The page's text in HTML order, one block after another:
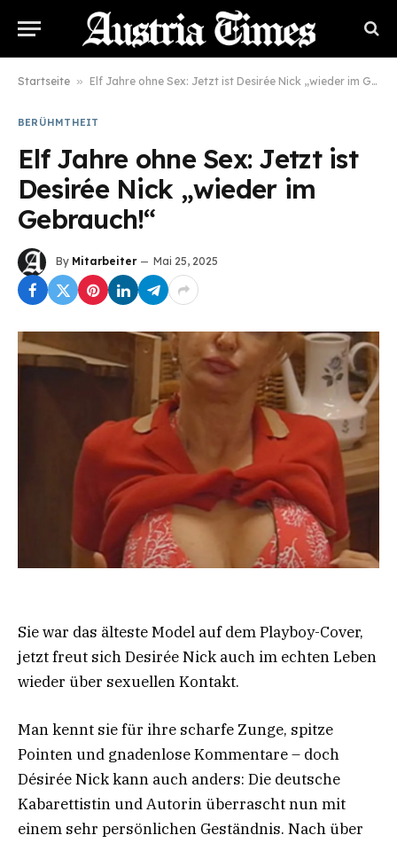
Startseite » Elf Jahre ohne Sex: Jetzt ist Desirée Nick „wieder im Gebrauch!“
BERÜHMTHEIT
Elf Jahre ohne Sex: Jetzt ist
Desirée Nick „wieder im
Gebrauch!“
By Mitarbeiter Mai 25, 2025
Sie war das älteste Model auf dem Playboy-Cover,
jetzt freut sich Desirée Nick auch im echten Leben
wieder über sexuellen Kontakt.
Man kennt sie für ihre scharfe Zunge, spitze
Pointen und gnadenlose Kommentare – doch
Désirée Nick kann auch anders: Die deutsche
Kabarettistin und Autorin überrascht nun mit
einem sehr persönlichen Geständnis. Nach über